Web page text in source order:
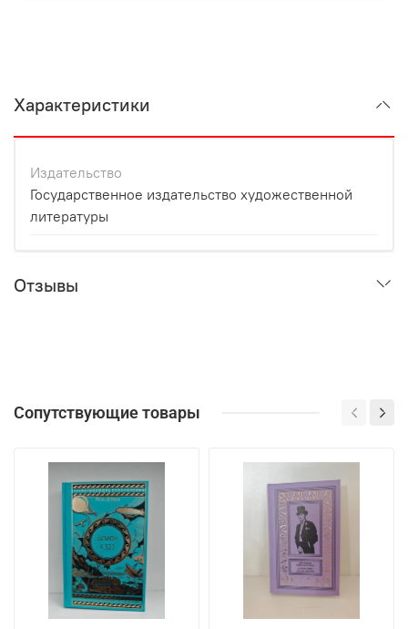
Характеристики
Издательство
Государственное издательство художественной
литературы
Отзывы
Сопутствующие товары